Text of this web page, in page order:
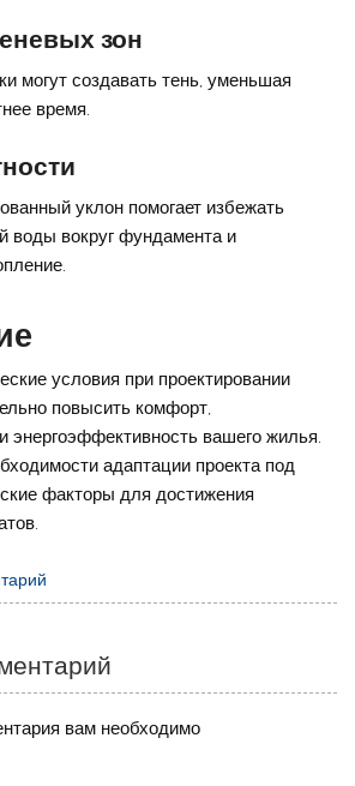
зон
могут создавать тень, уменьшая
время.
уклон помогает избежать
воды вокруг фундамента и
условия при проектировании
повысить комфорт,
энергоэффективность вашего жилья.
адаптации проекта под
факторы для достижения
вам необходимо